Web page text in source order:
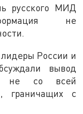
русского МИД
не
России и
вывод
не со всей
граничащих с